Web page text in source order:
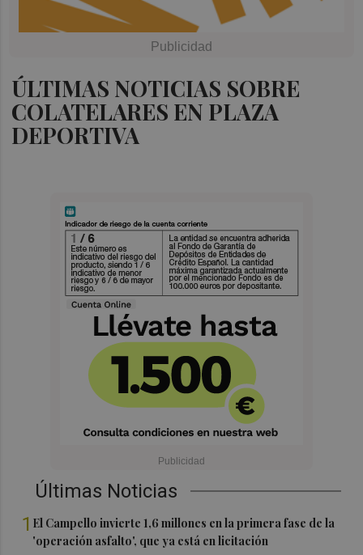
ÚLTIMAS NOTICIAS SOBRE
COLATELARES EN PLAZA
DEPORTIVA
Últimas Noticias
1 El Campello invierte 1,6 millones en la primera fase de la
'operación asfalto', que ya está en licitación